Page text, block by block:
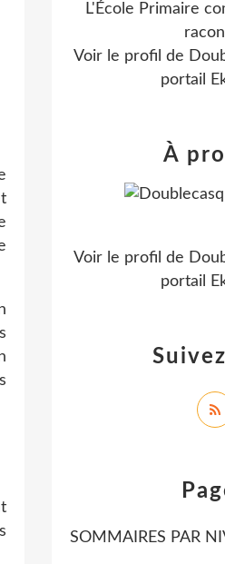
SOMMAIRES PAR
L'École Primaire
Voir le profil de
portail
À
Voir le profil de
portail